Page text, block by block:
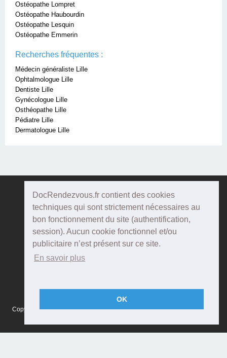
DocRendezvous.fr contient des cookies
techniques qui sont strictement nécessaires au
bon fonctionnement du site (authentification,
session). Aucun cookie fonctionnel et/ou
publicitaire n’est présent sur ce site.
En savoir plus
OK
Ostéopathe Lompret
Ostéopathe Haubourdin
Ostéopathe Lesquin
Ostéopathe Emmerin
Recherches fréquentes :
Médecin généraliste Lille
Ophtalmologue Lille
Dentiste Lille
Gynécologue Lille
Osthéopathe Lille
Pédiatre Lille
Dermatologue Lille
DocRendezvous
Qui sommes-nous ?
Conditions Générales d'utilisation
Copyright © 2015 DOCRENDEZVOUS, tous droits réservés - CFTS 44 rue